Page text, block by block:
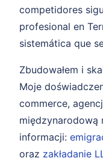
competidores
profesional en
sistemática que
Zbudowałem i
Moje
commerce,
międzynarodową
informacji:
oraz zakładanie